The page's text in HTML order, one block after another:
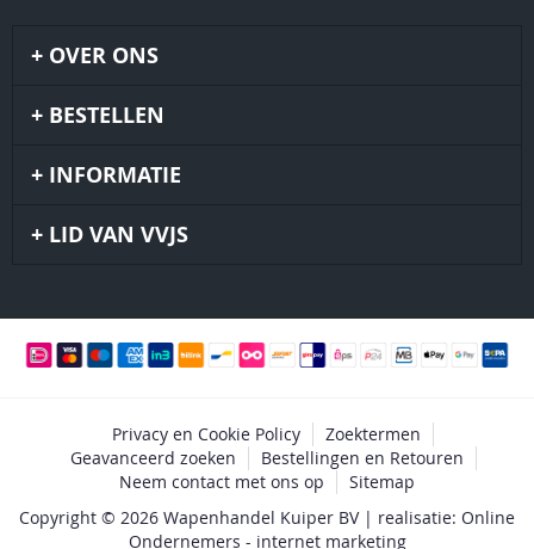
OVER ONS
BESTELLEN
INFORMATIE
LID VAN VVJS
Privacy en Cookie Policy
Zoektermen
Geavanceerd zoeken
Bestellingen en Retouren
Neem contact met ons op
Sitemap
Copyright © 2026 Wapenhandel Kuiper BV | realisatie: Online
Ondernemers - internet marketing